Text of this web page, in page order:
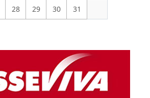
28 29 30 31